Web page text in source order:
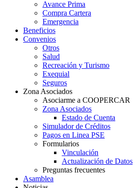
Avance Prima
Compra Cartera
Emergencia
Beneficios
Convenios
Otros
Salud
Recreación y Turismo
Exequial
Seguros
Zona Asociados
Asociarme a COOPERCAR
Zona Asociados
Estado de Cuenta
Simulador de Créditos
Pagos en Linea PSE
Formularios
Vinculación
Actualización de Datos
Preguntas frecuentes
Asamblea